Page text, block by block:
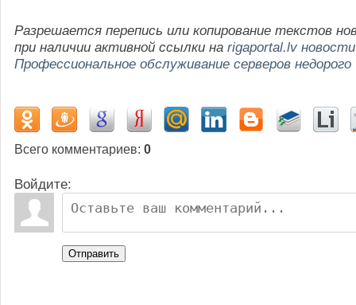
Разрешается перепись или копирование текстов
при наличии активной ссылки на rigaportal.lv новости
Профессиональное обслуживание серверов недорого
Всего комментариев: 0
Войдите:
Отправить